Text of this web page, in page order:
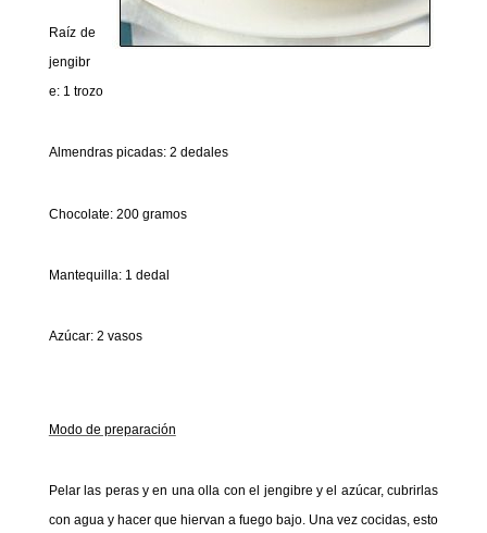
Raíz de
jengibr
e: 1 trozo
Almendras picadas: 2 dedales
Chocolate: 200 gramos
Mantequilla: 1 dedal
Azúcar: 2 vasos
Modo de preparación
Pelar las peras y en una olla con el jengibre y el azúcar, cubrirlas
con agua y hacer que hiervan a fuego bajo. Una vez cocidas, esto